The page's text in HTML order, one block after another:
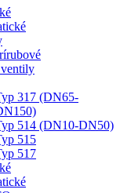
317 (DN65-
514 (DN10-DN50)
515
517